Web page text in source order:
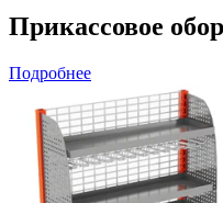
Прикассовое
Подробнее